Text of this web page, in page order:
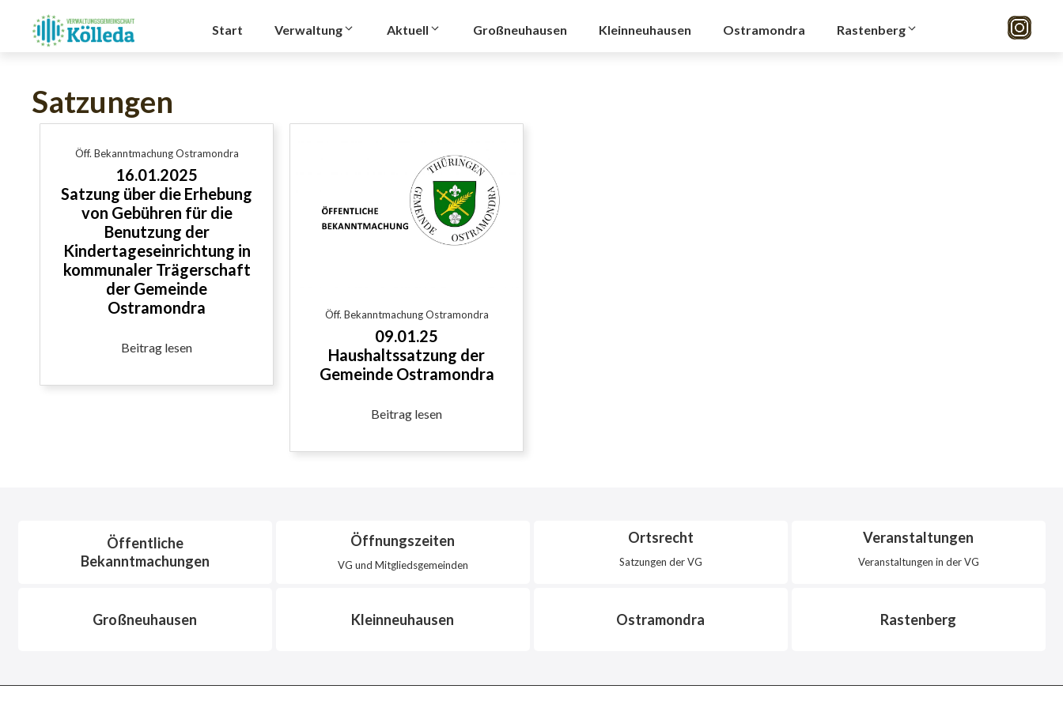
springen
Start Verwaltung Aktuell Großneuhausen Kleinneuhausen Ostramondra Rastenberg
Satzungen
Öff. Bekanntmachung Ostramondra
16.01.2025
Satzung über die Erhebung
von Gebühren für die
Benutzung der
Kindertageseinrichtung in
kommunaler Trägerschaft
der Gemeinde
Ostramondra
Beitrag lesen
Öff. Bekanntmachung Ostramondra
09.01.25
Haushaltssatzung der
Gemeinde Ostramondra
Beitrag lesen
Öffentliche
Bekanntmachungen
Öffnungszeiten
VG und Mitgliedsgemeinden
Ortsrecht
Satzungen der VG
Veranstaltungen
Veranstaltungen in der VG
Großneuhausen Kleinneuhausen Ostramondra Rastenberg